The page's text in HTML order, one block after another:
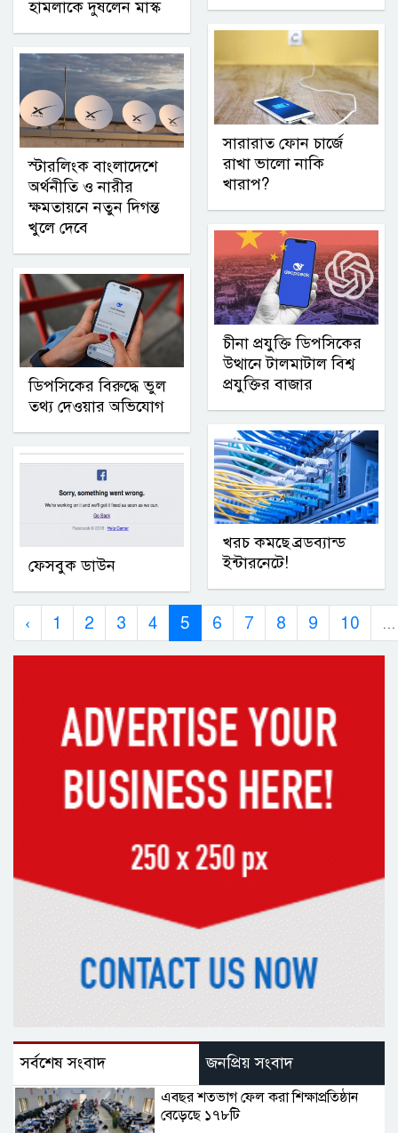
হামলাকে দুষলেন মাস্ক
স্টারলিংক বাংলাদেশে
অর্থনীতি ও নারীর
ক্ষমতায়নে নতুন দিগন্ত
খুলে দেবে
ডিপসিকের বিরুদ্ধে ভুল
তথ্য দেওয়ার অভিযোগ
ফেসবুক ডাউন
সারারাত ফোন চার্জে
রাখা ভালো নাকি
খারাপ?
চীনা প্রযুক্তি ডিপসিকের
উত্থানে টালমাটাল বিশ্ব
প্রযুক্তির বাজার
খরচ কমছে ব্রডব্যান্ড
ইন্টারনেটে!
‹ 1 2 3 4 5 6 7 8 9 10 ...
সর্বশেষ সংবাদ জনপ্রিয় সংবাদ
এবছর শতভাগ ফেল করা শিক্ষাপ্রতিষ্ঠান
বেড়েছে ১৭৮টি